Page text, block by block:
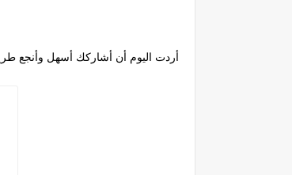
أردت اليوم أن أشاركك أسهل وأنجع